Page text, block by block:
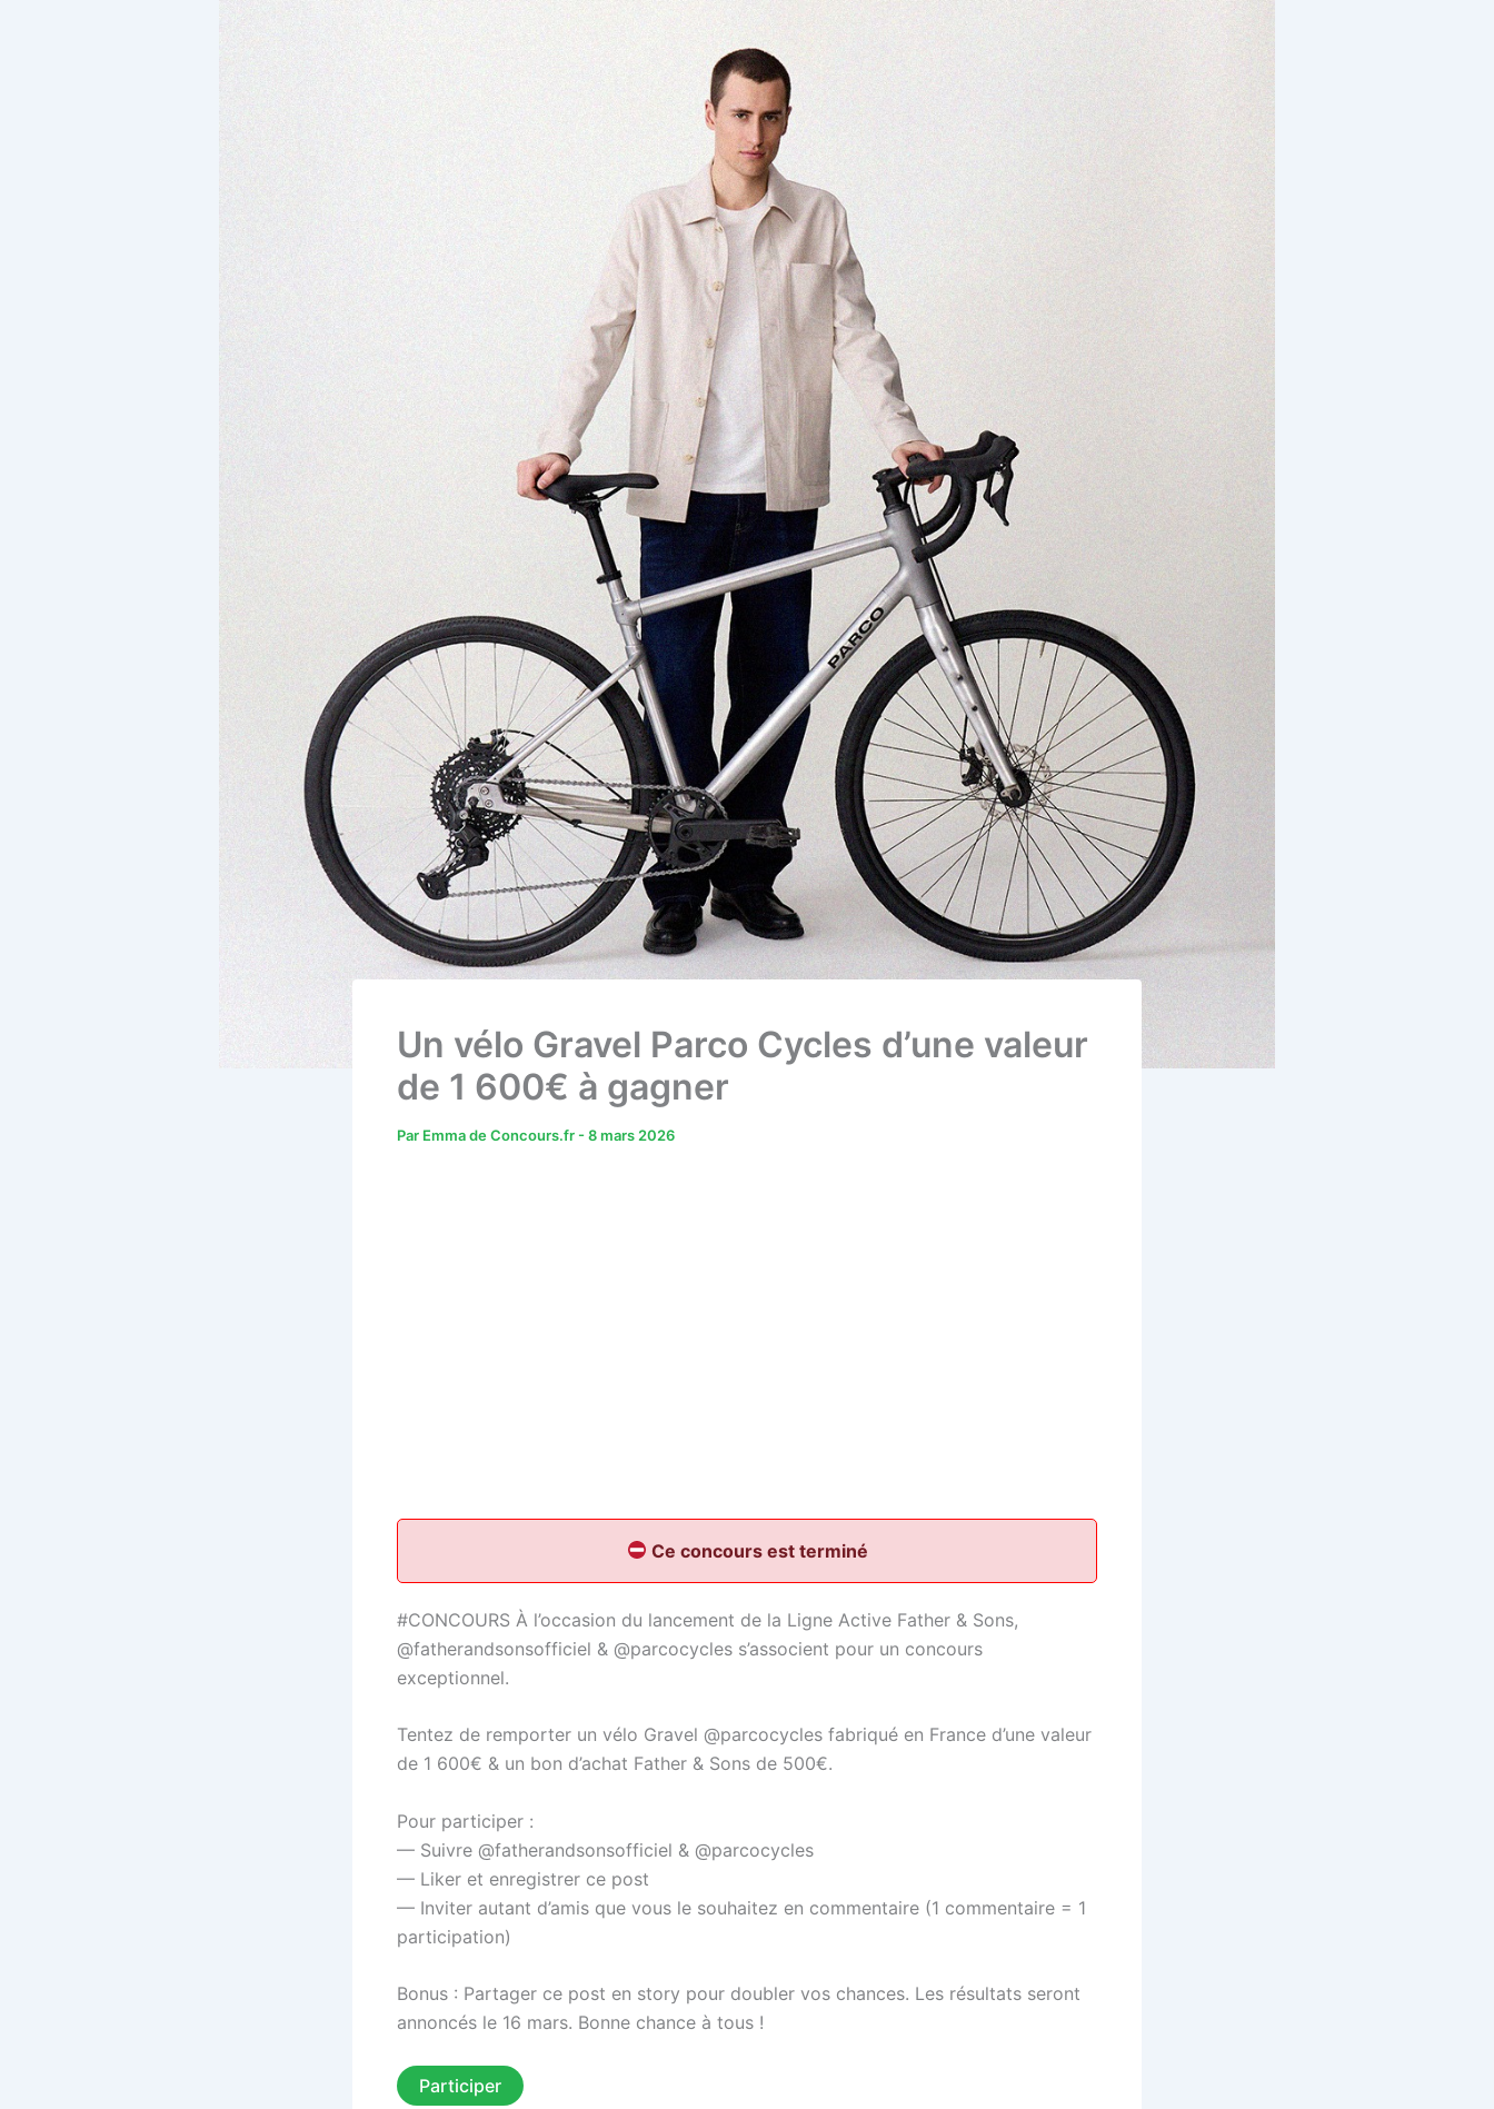
Un vélo Gravel Parco Cycles d’une valeur
de 1 600€ à gagner
Par Emma de Concours.fr -8 mars 2026
Ce concours est terminé
#CONCOURS À l’occasion du lancement de la Ligne Active Father & Sons,
@fatherandsonsofficiel & @parcocycles s’associent pour un concours
exceptionnel.
Tentez de remporter un vélo Gravel @parcocycles fabriqué en France d’une valeur
de 1 600€ & un bon d’achat Father & Sons de 500€.
Pour participer :
— Suivre @fatherandsonsofficiel & @parcocycles
— Liker et enregistrer ce post
— Inviter autant d’amis que vous le souhaitez en commentaire (1 commentaire = 1
participation)
Bonus : Partager ce post en story pour doubler vos chances. Les résultats seront
annoncés le 16 mars. Bonne chance à tous !
Participer